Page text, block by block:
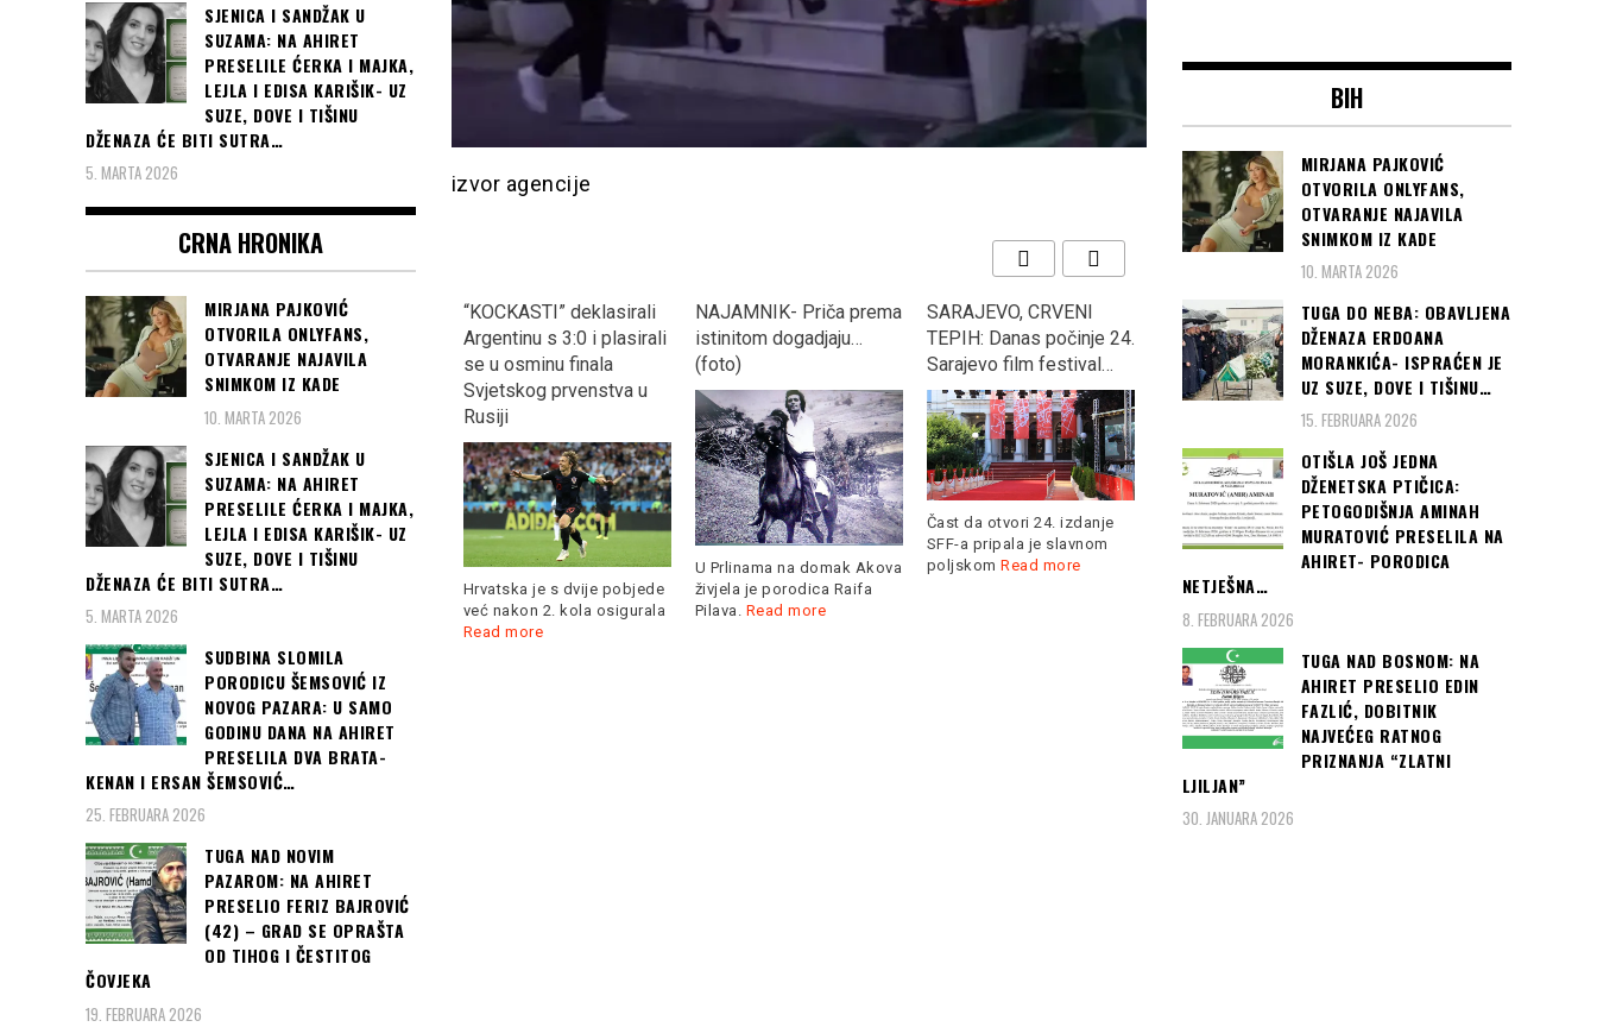
izvor agencije
SARAJEVO, CRVENI
TEPIH: Danas počinje 24.
Sarajevo film festival…
Čast da otvori 24. izdanje
SFF-a pripala je slavnom
MINISTAR OJAČAO U
GUČI: Na otvaranju
sabora, rekao ono u šta
ni sam ne vjeruje, “U
Prizrenu će se opet…”
„Srbija je u pregovorima
Čitaj još:
ANKARA I
SVEČANOST UZ
VOJNE POČASTI:
članove
Predsjedništva
BiH... (foto i
video)
“KOCKASTI” deklasirali
Argentinu s 3:0 i plasirali
se u osminu finala
Svjetskog prvenstva u
Rusiji
Hrvatska je s dvije pobjede
već nakon 2. kola osigurala
Read more
NAJAMNIK- Priča prema
istinitom dogadjaju…
(foto)
U Prlinama na domak Akova
živjela je porodica Raifa
Pilava. Read more
SARAJEVO, CRVENI
TEPIH: Danas počinje 24.
Sarajevo film festival…
Čast da otvori 24. izdanje
SFF-a pripala je slavnom
poljskom Read more
MINISTAR OJAČAO U
GUČI: Na otvaranju
sabora, rekao ono u šta
ni sam ne vjeruje, “U
Prizrenu će se opet…”
„Srbija je u pregovorima
kompromis, aliRead more
Čitaj još:
ANKARA I
SVEČANOST UZ
VOJNE POČASTI:
Erdogan dočekao
“KOCKASTI” deklasirali
Argentinu s 3:0 i plasirali
se u osminu finala
Svjetskog prvenstva u
Rusiji
SJENICA I SANDŽAK U
SUZAMA: NA AHIRET
PRESELILE ĆERKA I MAJKA,
LEJLA I EDISA KARIŠIK- UZ
SUZE, DOVE I TIŠINU
DŽENAZA ĆE BITI SUTRA…
5. MARTA 2026
CRNA HRONIKA
MIRJANA PAJKOVIĆ
OTVORILA ONLYFANS,
OTVARANJE NAJAVILA
SNIMKOM IZ KADE
10. MARTA 2026
SJENICA I SANDŽAK U
SUZAMA: NA AHIRET
PRESELILE ĆERKA I MAJKA,
LEJLA I EDISA KARIŠIK- UZ
SUZE, DOVE I TIŠINU
DŽENAZA ĆE BITI SUTRA…
5. MARTA 2026
SUDBINA SLOMILA
PORODICU ŠEMSOVIĆ IZ
NOVOG PAZARA: U SAMO
GODINU DANA NA AHIRET
PRESELILA DVA BRATA-
KENAN I ERSAN ŠEMSOVIĆ…
25. FEBRUARA 2026
TUGA NAD NOVIM
PAZAROM: NA AHIRET
PRESELIO FERIZ BAJROVIĆ
(42) – GRAD SE OPRAŠTA
OD TIHOG I ČESTITOG
ČOVJEKA
19. FEBRUARA 2026
BIH
MIRJANA PAJKOVIĆ
OTVORILA ONLYFANS,
OTVARANJE NAJAVILA
SNIMKOM IZ KADE
10. MARTA 2026
TUGA DO NEBA: OBAVLJENA
DŽENAZA ERDOANA
MORANKIĆA- ISPRAĆEN JE
UZ SUZE, DOVE I TIŠINU…
15. FEBRUARA 2026
OTIŠLA JOŠ JEDNA
DŽENETSKA PTIČICA:
PETOGODIŠNJA AMINAH
MURATOVIĆ PRESELILA NA
AHIRET- PORODICA
NETJEŠNA…
8. FEBRUARA 2026
TUGA NAD BOSNOM: NA
AHIRET PRESELIO EDIN
FAZLIĆ, DOBITNIK
NAJVEĆEG RATNOG
PRIZNANJA “ZLATNI
LJILJAN”
30. JANUARA 2026